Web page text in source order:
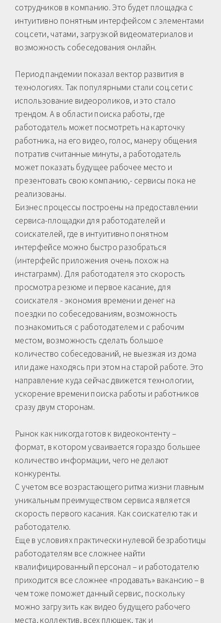
сотрудников в компанию. Это будет площадка с
интуитивно понятным интерфейсом с элементами
соц.сети, чатами, загрузкой видеоматериалов и
возможность собеседования онлайн.
Период пандемии показал вектор развития в
технологиях. Так популярными стали соц.сети с
использование видеороликов, и это стало
трендом. А в области поиска работы, где
работодатель может посмотреть на карточку
работника, на его видео, голос, манеру общения
потратив считанные минуты, а работодатель
может показать будущее рабочее место и
презентовать свою компанию,- сервисы пока не
реализованы.
Бизнес процессы построены на предоставлении
сервиса-площадки для работодателей и
соискателей, где в интуитивно понятном
интерфейсе можно быстро разобраться
(интерфейс приложения очень похож на
инстаграмм). Для работодателя это скорость
просмотра резюме и первое касание, для
соискателя - экономия времени и денег на
поездки по собеседованиям, возможность
познакомиться с работодателем и с рабочим
местом, возможность сделать большое
количество собеседований, не выезжая из дома
или даже находясь при этом на старой работе. Это
направление куда сейчас движется технологии,
ускорение времени поиска работы и работников
сразу двум сторонам.
Рынок как никогда готов к видеоконтенту –
формат, в котором усваивается гораздо большее
количество информации, чего не делают
конкуренты.
С учетом все возрастающего ритма жизни главным
уникальным преимуществом сервиса является
скорость первого касания. Как соискателю так и
работодателю.
Еще в условиях практически нулевой безработицы
работодателям все сложнее найти
квалифицированный персонал – и работодателю
приходится все сложнее «продавать» вакансию – в
чем тоже поможет данный сервис, поскольку
можно загрузить как видео будущего рабочего
места, коллектив, всех плюшек, так и